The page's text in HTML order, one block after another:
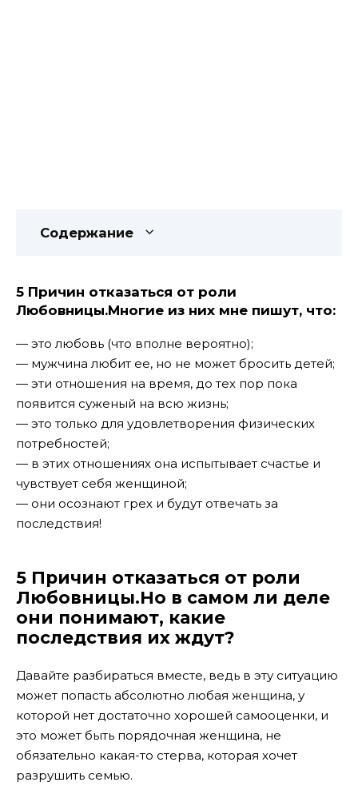
Содержание
5 Причин отказаться от роли
Любовницы.Многие из них мне пишут, что:
— это любовь (что вполне вероятно);
— мужчина любит ее, но не может бросить детей;
— эти отношения на время, до тех пор пока
появится суженый на всю жизнь;
— это только для удовлетворения физических
потребностей;
— в этих отношениях она испытывает счастье и
чувствует себя женщиной;
— они осознают грех и будут отвечать за
последствия!
5 Причин отказаться от роли
Любовницы.Но в самом ли деле
они понимают, какие
последствия их ждут?
Давайте разбираться вместе, ведь в эту ситуацию
может попасть абсолютно любая женщина, у
которой нет достаточно хорошей самооценки, и
это может быть порядочная женщина, не
обязательно какая-то стерва, которая хочет
разрушить семью.